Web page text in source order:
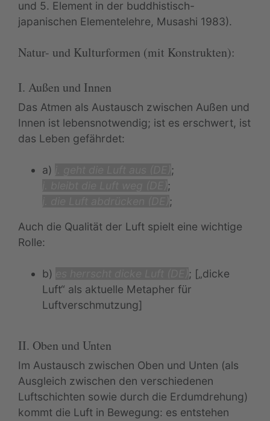
und 5. Element in der buddhistisch-
japanischen Elementelehre, Musashi 1983).
Natur- und Kulturformen (mit Konstrukten):
I. Außen und Innen
Das Atmen als Austausch zwischen Außen und
Innen ist lebensnotwendig; ist es erschwert, ist
das Leben gefährdet:
a)
;
;
;
Auch die Qualität der Luft spielt eine wichtige
Rolle:
b)
; [„dicke
Luft“ als aktuelle Metapher für
Luftverschmutzung]
II. Oben und Unten
Im Austausch zwischen Oben und Unten (als
Ausgleich zwischen den verschiedenen
Luftschichten sowie durch die Erdumdrehung)
kommt die Luft in Bewegung: es entstehen